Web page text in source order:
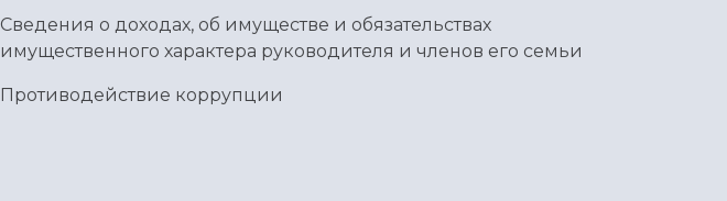
Сведения о доходах, об имуществе и обязательствах
имущественного характера руководителя и членов его семьи
Противодействие коррупции